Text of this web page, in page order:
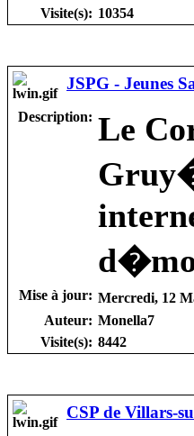
Visite(s): 10354
JSPG - Jeunes
Description: Le
Mise à jour: Mercredi, 12
Auteur: Monella7
Visite(s): 8442
CSP de Villars-